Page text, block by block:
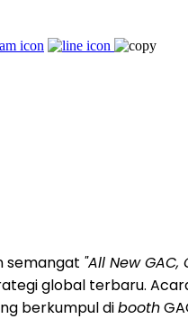
semangat "All New
global terbaru.
berkumpul dibooth